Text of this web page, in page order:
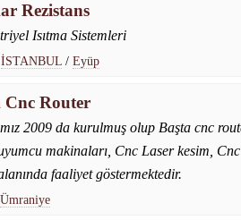
Rezistans
Isıtma Sistemleri
İSTANBUL / Eyüp
Cnc Router
2009 da kurulmuş olup Başta cnc
makinaları, Cnc Laser kesim,
faaliyet göstermektedir.
Ümraniye